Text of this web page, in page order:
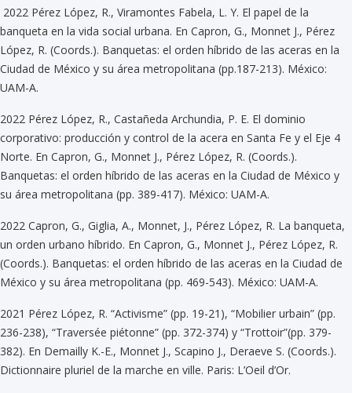
2022 Pérez López, R., Viramontes Fabela, L. Y. El papel de la
banqueta en la vida social urbana. En Capron, G., Monnet J., Pérez
López, R. (Coords.). Banquetas: el orden híbrido de las aceras en la
Ciudad de México y su área metropolitana (pp.187-213). México:
UAM-A.
2022 Pérez López, R., Castañeda Archundia, P. E. El dominio
corporativo: producción y control de la acera en Santa Fe y el Eje 4
Norte. En Capron, G., Monnet J., Pérez López, R. (Coords.).
Banquetas: el orden híbrido de las aceras en la Ciudad de México y
su área metropolitana (pp. 389-417). México: UAM-A.
2022 Capron, G., Giglia, A., Monnet, J., Pérez López, R. La banqueta,
un orden urbano híbrido. En Capron, G., Monnet J., Pérez López, R.
(Coords.). Banquetas: el orden híbrido de las aceras en la Ciudad de
México y su área metropolitana (pp. 469-543). México: UAM-A.
2021 Pérez López, R. “Activisme” (pp. 19-21), “Mobilier urbain” (pp.
236-238), “Traversée piétonne” (pp. 372-374) y “Trottoir”(pp. 379-
382). En Demailly K.-E., Monnet J., Scapino J., Deraeve S. (Coords.).
Dictionnaire pluriel de la marche en ville. Paris: L’Oeil d’Or.